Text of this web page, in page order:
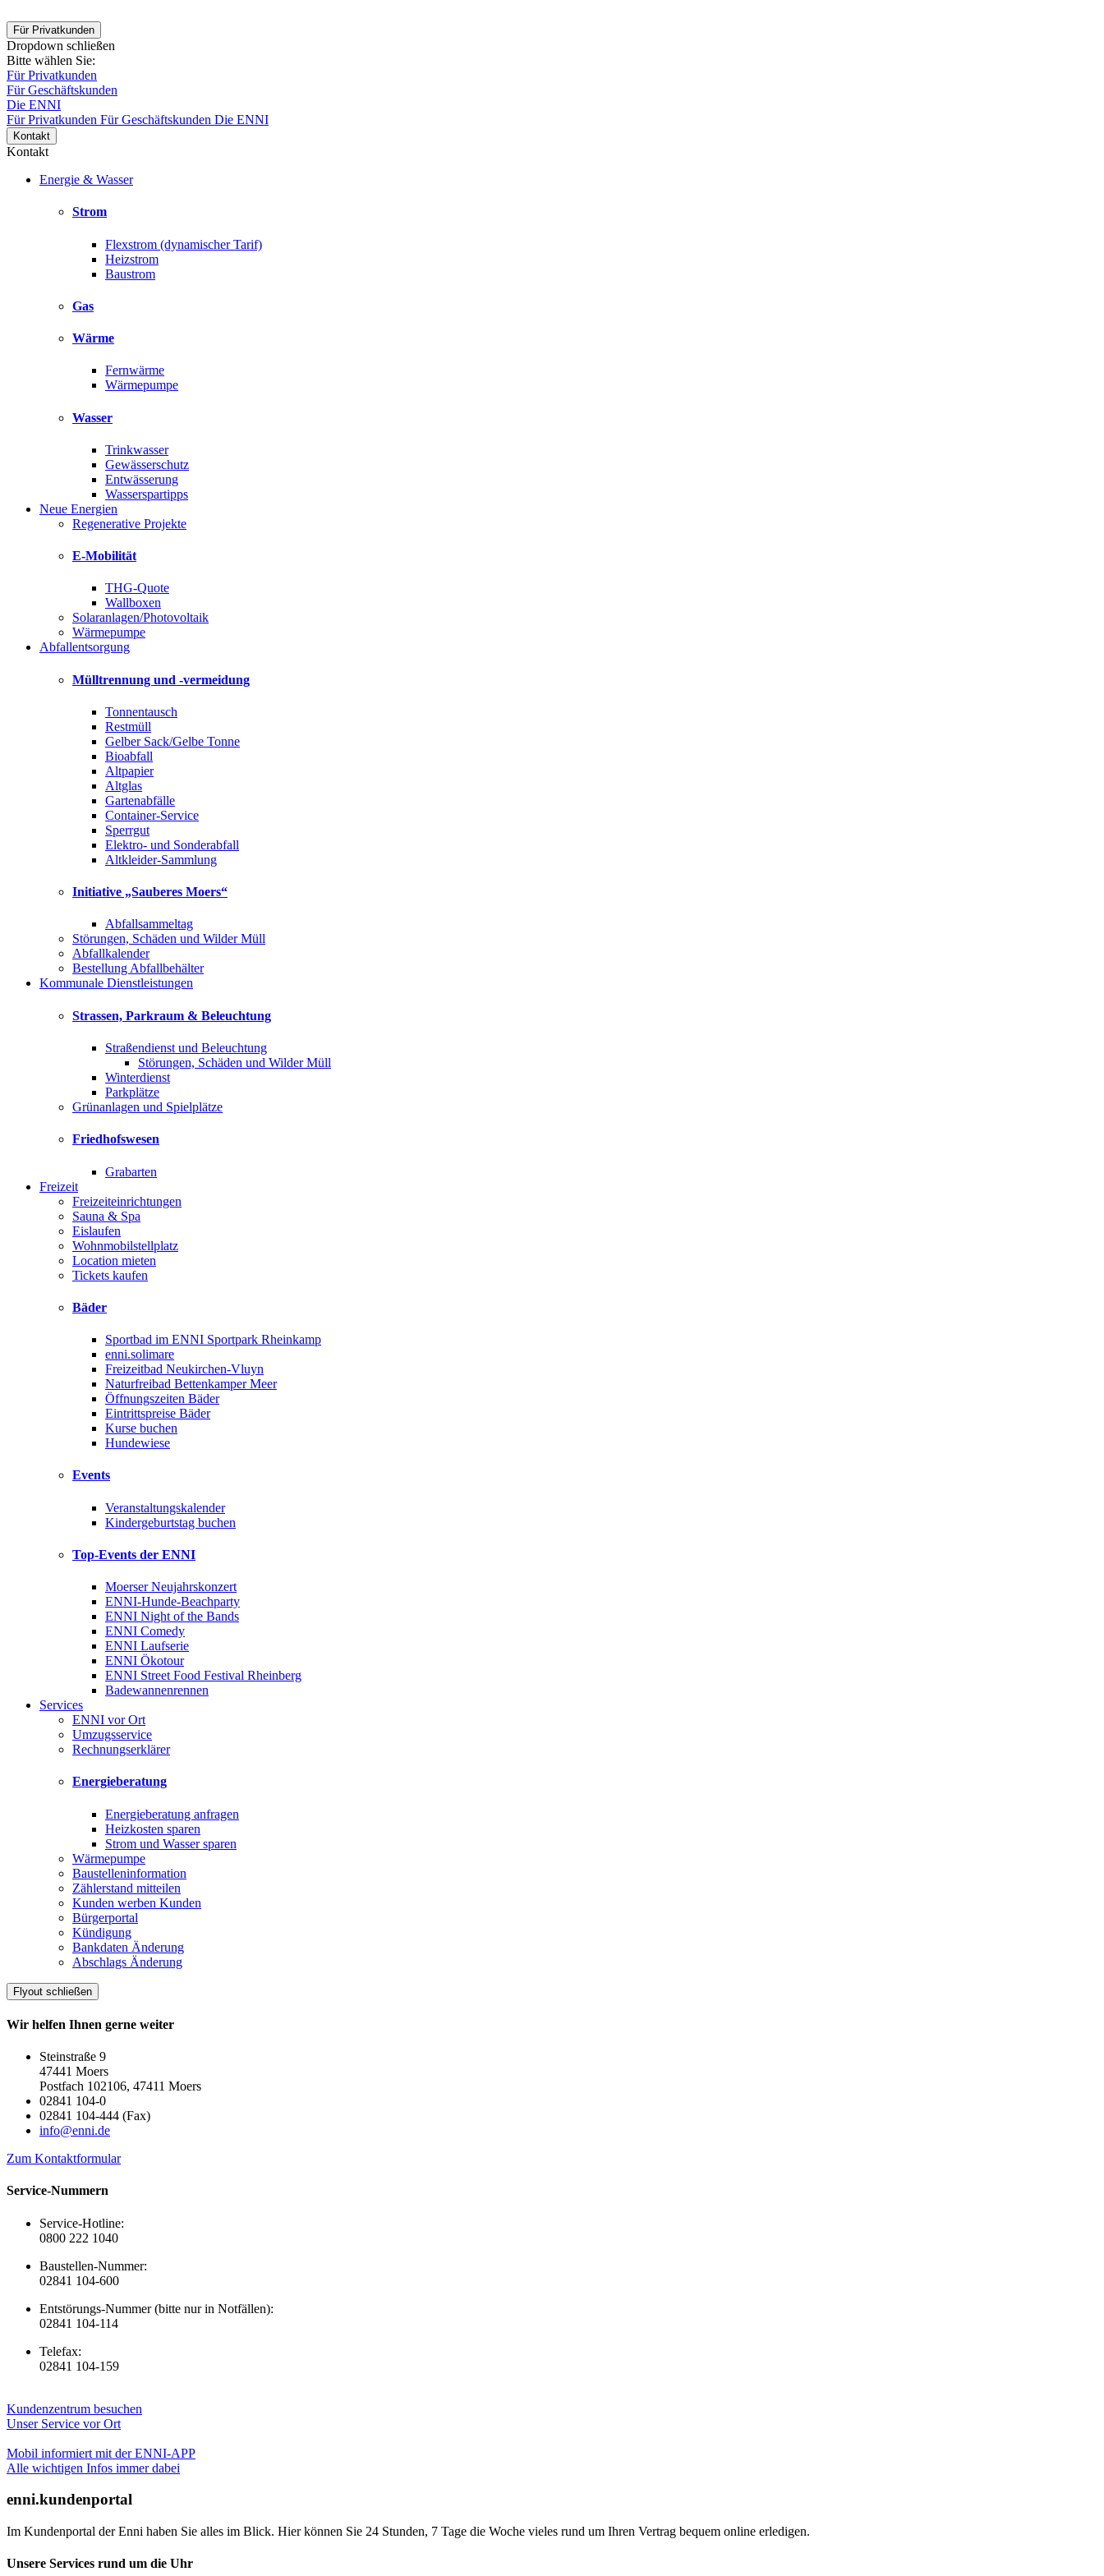
Für Privatkunden
Dropdown schließen
Bitte wählen Sie:
Für Privatkunden
Für Geschäftskunden
Die ENNI
Für Privatkunden Für Geschäftskunden Die ENNI
Kontakt
Kontakt
Energie & Wasser
Strom
Flexstrom (dynamischer Tarif)
Heizstrom
Baustrom
Gas
Wärme
Fernwärme
Wärmepumpe
Wasser
Trinkwasser
Gewässerschutz
Entwässerung
Wasserspartipps
Neue Energien
Regenerative Projekte
E-Mobilität
THG-Quote
Wallboxen
Solaranlagen/Photovoltaik
Wärmepumpe
Abfallentsorgung
Mülltrennung und -vermeidung
Tonnentausch
Restmüll
Gelber Sack/Gelbe Tonne
Bioabfall
Altpapier
Altglas
Gartenabfälle
Container-Service
Sperrgut
Elektro- und Sonderabfall
Altkleider-Sammlung
Initiative „Sauberes Moers“
Abfallsammeltag
Störungen, Schäden und Wilder Müll
Abfallkalender
Bestellung Abfallbehälter
Kommunale Dienstleistungen
Strassen, Parkraum & Beleuchtung
Straßendienst und Beleuchtung
Störungen, Schäden und Wilder Müll
Winterdienst
Parkplätze
Grünanlagen und Spielplätze
Friedhofswesen
Grabarten
Freizeit
Freizeiteinrichtungen
Sauna & Spa
Eislaufen
Wohnmobilstellplatz
Location mieten
Tickets kaufen
Bäder
Sportbad im ENNI Sportpark Rheinkamp
enni.solimare
Freizeitbad Neukirchen-Vluyn
Naturfreibad Bettenkamper Meer
Öffnungszeiten Bäder
Eintrittspreise Bäder
Kurse buchen
Hundewiese
Events
Veranstaltungskalender
Kindergeburtstag buchen
Top-Events der ENNI
Moerser Neujahrskonzert
ENNI-Hunde-Beachparty
ENNI Night of the Bands
ENNI Comedy
ENNI Laufserie
ENNI Ökotour
ENNI Street Food Festival Rheinberg
Badewannenrennen
Services
ENNI vor Ort
Umzugsservice
Rechnungserklärer
Energieberatung
Energieberatung anfragen
Heizkosten sparen
Strom und Wasser sparen
Wärmepumpe
Baustelleninformation
Zählerstand mitteilen
Kunden werben Kunden
Bürgerportal
Kündigung
Bankdaten Änderung
Abschlags Änderung
Flyout schließen
Wir helfen Ihnen gerne weiter
Steinstraße 9
47441 Moers
Postfach 102106, 47411 Moers
02841 104-0
02841 104-444 (Fax)
info@enni.de
Zum Kontaktformular
Service-Nummern
Service-Hotline:
0800 222 1040
Baustellen-Nummer:
02841 104-600
Entstörungs-Nummer (bitte nur in Notfällen):
02841 104-114
Telefax:
02841 104-159
Kundenzentrum besuchen
Unser Service vor Ort
Mobil informiert mit der ENNI-APP
Alle wichtigen Infos immer dabei
enni.kundenportal
Im Kundenportal der Enni haben Sie alles im Blick. Hier können Sie 24 Stunden, 7 Tage die Woche vieles rund um Ihren Vertrag bequem online erledigen.
Unsere Services rund um die Uhr